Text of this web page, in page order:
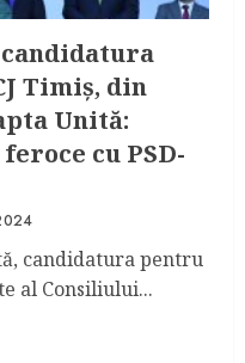
Timiș, din
Unită:
cu PSD-
candidatura pentru
al Consiliului...